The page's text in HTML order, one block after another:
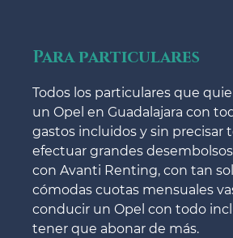
Para particulares
Todos los particulares que
un Opel en Guadalajara con
gastos incluidos y sin precisar
efectuar grandes
con Avanti Renting, con tan
cómodas cuotas mensuales
conducir un Opel con todo
tener que abonar de más.